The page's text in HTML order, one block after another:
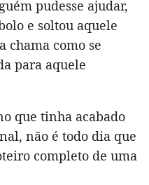
pudesse ajudar,
e soltou aquele
chama como se
para aquele
que tinha acabado
não é todo dia que
completo de uma